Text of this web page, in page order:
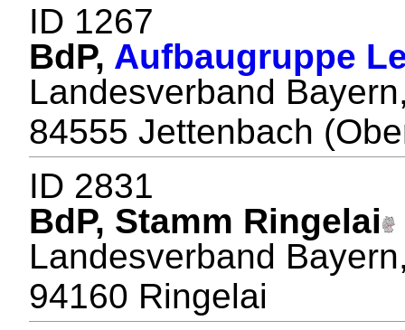
ID 1267
BdP, Aufbaugruppe
Landesverband
84555 Jettenbach
ID 2831
BdP, Stamm Ringelai
Landesverband
94160 Ringelai